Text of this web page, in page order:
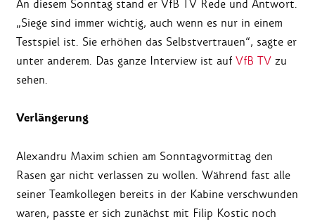
An diesem Sonntag stand er VfB TV Rede und Antwort.
„Siege sind immer wichtig, auch wenn es nur in einem
Testspiel ist. Sie erhöhen das Selbstvertrauen“, sagte er
unter anderem. Das ganze Interview ist auf VfB TV zu
sehen.
Verlängerung
Alexandru Maxim schien am Sonntagvormittag den
Rasen gar nicht verlassen zu wollen. Während fast alle
seiner Teamkollegen bereits in der Kabine verschwunden
waren, passte er sich zunächst mit Filip Kostic noch